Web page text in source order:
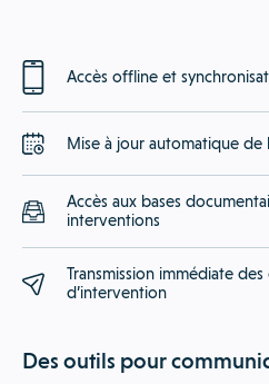
Accès offline et
Mise à jour automatique de
Accès aux bases
interventions
Transmission immédiate
d’intervention
Des outils pour